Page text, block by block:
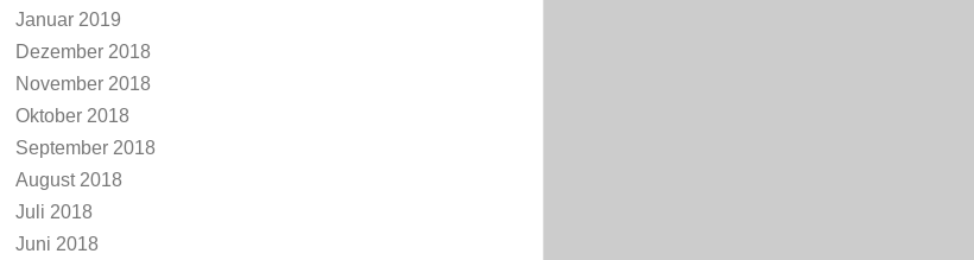
Januar 2019
Dezember 2018
November 2018
Oktober 2018
September 2018
August 2018
Juli 2018
Juni 2018